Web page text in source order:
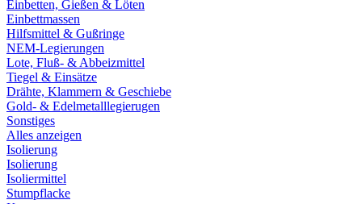
Einbetten, Gießen & Löten
Einbettmassen
Hilfsmittel & Gußringe
NEM-Legierungen
Lote, Fluß- & Abbeizmittel
Tiegel & Einsätze
Drähte, Klammern & Geschiebe
Gold- & Edelmetalllegierugen
Sonstiges
Alles anzeigen
Isolierung
Isolierung
Isoliermittel
Stumpflacke